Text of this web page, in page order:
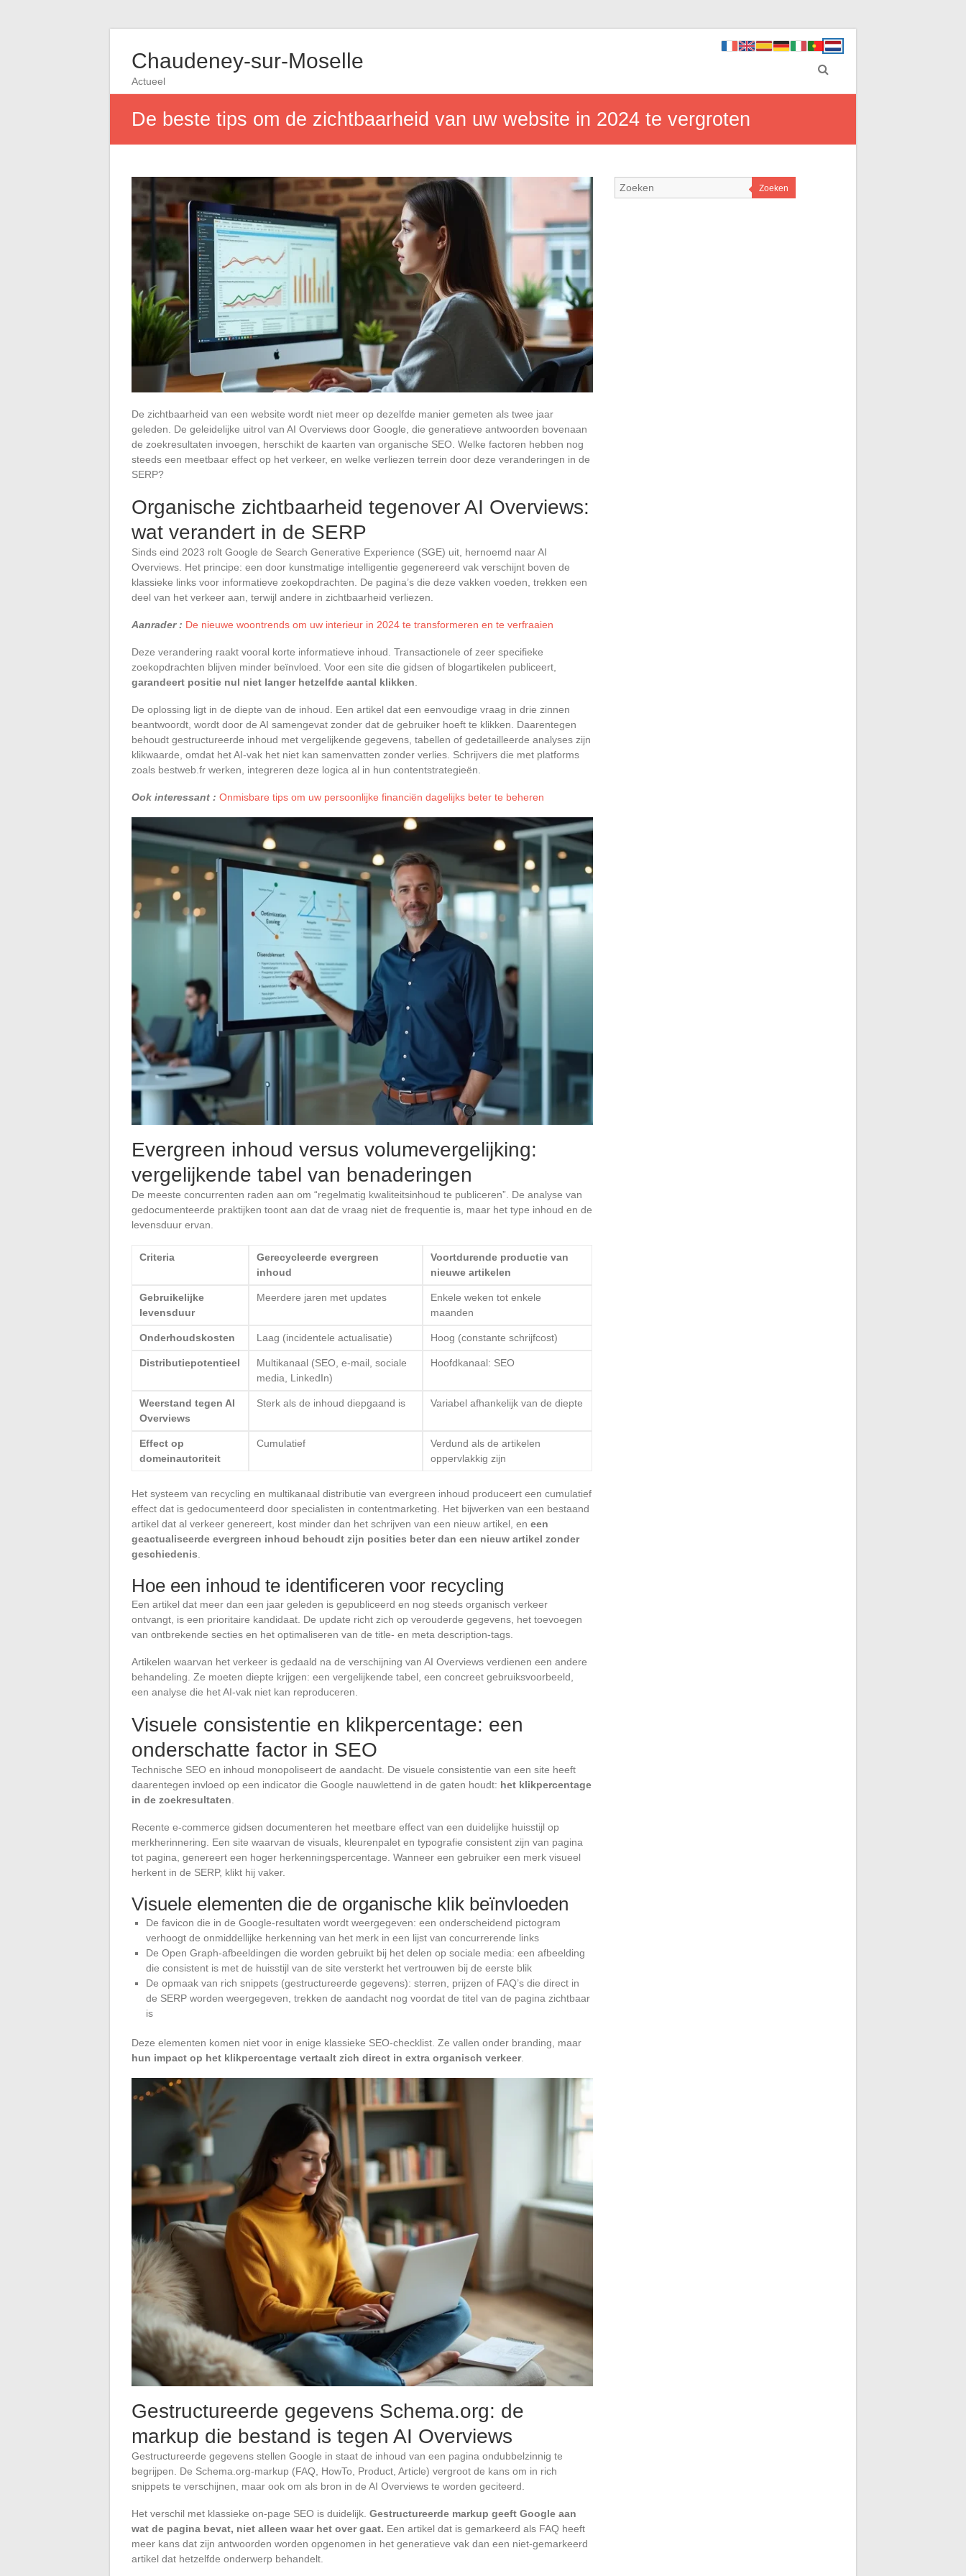
Chaudeney-sur-Moselle
Actueel
De beste tips om de zichtbaarheid van uw website in 2024 te vergroten
De zichtbaarheid van een website wordt niet meer op dezelfde manier gemeten als twee jaar
geleden. De geleidelijke uitrol van AI Overviews door Google, die generatieve antwoorden bovenaan
de zoekresultaten invoegen, herschikt de kaarten van organische SEO. Welke factoren hebben nog
steeds een meetbaar effect op het verkeer, en welke verliezen terrein door deze veranderingen in de
SERP?
Organische zichtbaarheid tegenover AI Overviews:
wat verandert in de SERP
Sinds eind 2023 rolt Google de Search Generative Experience (SGE) uit, hernoemd naar AI
Overviews. Het principe: een door kunstmatige intelligentie gegenereerd vak verschijnt boven de
klassieke links voor informatieve zoekopdrachten. De pagina’s die deze vakken voeden, trekken een
deel van het verkeer aan, terwijl andere in zichtbaarheid verliezen.
Aanrader : De nieuwe woontrends om uw interieur in 2024 te transformeren en te verfraaien
Deze verandering raakt vooral korte informatieve inhoud. Transactionele of zeer specifieke
zoekopdrachten blijven minder beïnvloed. Voor een site die gidsen of blogartikelen publiceert,
garandeert positie nul niet langer hetzelfde aantal klikken
De oplossing ligt in de diepte van de inhoud. Een artikel dat een eenvoudige vraag in drie zinnen
beantwoordt, wordt door de AI samengevat zonder dat de gebruiker hoeft te klikken. Daarentegen
behoudt gestructureerde inhoud met vergelijkende gegevens, tabellen of gedetailleerde analyses zijn
klikwaarde, omdat het AI-vak het niet kan samenvatten zonder verlies. Schrijvers die met platforms
zoals bestweb.fr werken, integreren deze logica al in hun contentstrategieën.
Ook interessant : Onmisbare tips om uw persoonlijke financiën dagelijks beter te beheren
Evergreen inhoud versus volumevergelijking:
vergelijkende tabel van benaderingen
De meeste concurrenten raden aan om “regelmatig kwaliteitsinhoud te publiceren”. De analyse van
gedocumenteerde praktijken toont aan dat de vraag niet de frequentie is, maar het type inhoud en de
levensduur ervan.
Criteria
Gerecycleerde evergreen
inhoud
Voortdurende productie van
nieuwe artikelen
Gebruikelijke
levensduur
Meerdere jaren met updates
Enkele weken tot enkele
maanden
Onderhoudskosten Laag (incidentele actualisatie) Hoog (constante schrijfcost)
Distributiepotentieel
Multikanaal (SEO, e-mail, sociale
media, LinkedIn)
Hoofdkanaal: SEO
Weerstand tegen AI
Overviews
Sterk als de inhoud diepgaand is Variabel afhankelijk van de diepte
Effect op
domeinautoriteit
Cumulatief
Verdund als de artikelen
oppervlakkig zijn
Het systeem van recycling en multikanaal distributie van evergreen inhoud produceert een cumulatief
effect dat is gedocumenteerd door specialisten in contentmarketing. Het bijwerken van een bestaand
artikel dat al verkeer genereert, kost minder dan het schrijven van een nieuw artikel, en een
geactualiseerde evergreen inhoud behoudt zijn posities beter dan een nieuw artikel zonder
geschiedenis.
Hoe een inhoud te identificeren voor recycling
Een artikel dat meer dan een jaar geleden is gepubliceerd en nog steeds organisch verkeer
ontvangt, is een prioritaire kandidaat. De update richt zich op verouderde gegevens, het toevoegen
van ontbrekende secties en het optimaliseren van de title- en meta description-tags.
Artikelen waarvan het verkeer is gedaald na de verschijning van AI Overviews verdienen een andere
behandeling. Ze moeten diepte krijgen: een vergelijkende tabel, een concreet gebruiksvoorbeeld,
een analyse die het AI-vak niet kan reproduceren.
Visuele consistentie en klikpercentage: een
onderschatte factor in SEO
Technische SEO en inhoud monopoliseert de aandacht. De visuele consistentie van een site heeft
daarentegen invloed op een indicator die Google nauwlettend in de gaten houdt: het klikpercentage
in de zoekresultaten.
Recente e-commerce gidsen documenteren het meetbare effect van een duidelijke huisstijl op
merkherinnering. Een site waarvan de visuals, kleurenpalet en typografie consistent zijn van pagina
tot pagina, genereert een hoger herkenningspercentage. Wanneer een gebruiker een merk visueel
herkent in de SERP, klikt hij vaker.
Visuele elementen die de organische klik beïnvloeden
De favicon die in de Google-resultaten wordt weergegeven: een onderscheidend pictogram
verhoogt de onmiddellijke herkenning van het merk in een lijst van concurrerende links
De Open Graph-afbeeldingen die worden gebruikt bij het delen op sociale media: een afbeelding
die consistent is met de huisstijl van de site versterkt het vertrouwen bij de eerste blik
De opmaak van rich snippets (gestructureerde gegevens): sterren, prijzen of FAQ’s die direct in
de SERP worden weergegeven, trekken de aandacht nog voordat de titel van de pagina zichtbaar
is
Deze elementen komen niet voor in enige klassieke SEO-checklist. Ze vallen onder branding, maar
hun impact op het klikpercentage vertaalt zich direct in extra organisch verkeer.
Gestructureerde gegevens Schema.org: de
markup die bestand is tegen AI Overviews
Gestructureerde gegevens stellen Google in staat de inhoud van een pagina ondubbelzinnig te
begrijpen. De Schema.org-markup (FAQ, HowTo, Product, Article) vergroot de kans om in rich
snippets te verschijnen, maar ook om als bron in de AI Overviews te worden geciteerd.
Het verschil met klassieke on-page SEO is duidelijk. Gestructureerde markup geeft Google aan
wat de pagina bevat, niet alleen waar het over gaat. Een artikel dat is gemarkeerd als FAQ heeft
meer kans dat zijn antwoorden worden opgenomen in het generatieve vak dan een niet-gemarkeerd
artikel dat hetzelfde onderwerp behandelt.
Zoeken